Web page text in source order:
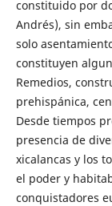
constituido por
Andrés), sin
solo
constituyen
Remedios,
prehispánica,
Desde tiempos
presencia de
xicalancas y los
el poder y
conquistadores